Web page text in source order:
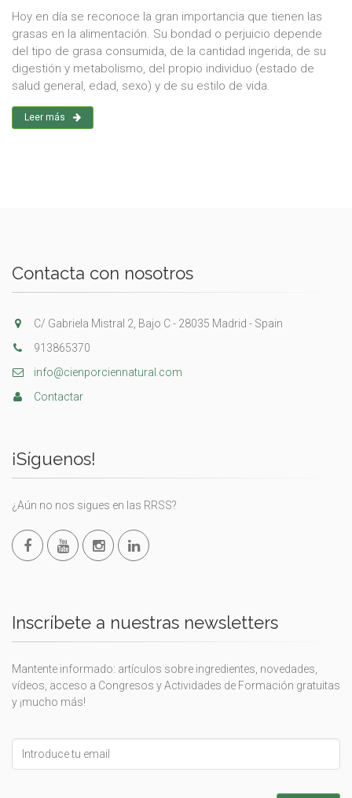
Hoy en día se reconoce la gran importancia que tienen las
grasas en la alimentación. Su bondad o perjuicio depende
del tipo de grasa consumida, de la cantidad ingerida, de su
digestión y metabolismo, del propio individuo (estado de
salud general, edad, sexo) y de su estilo de vida.
Leer más
Contacta con nosotros
C/ Gabriela Mistral 2, Bajo C - 28035 Madrid - Spain
913865370
info@cienporciennatural.com
Contactar
¡Síguenos!
¿Aún no nos sigues en las RRSS?
Inscríbete a nuestras newsletters
Mantente informado: artículos sobre ingredientes, novedades,
vídeos, acceso a Congresos y Actividades de Formación gratuitas
y ¡mucho más!
this
field